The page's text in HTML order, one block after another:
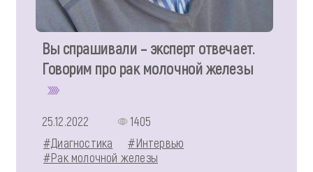
Вы спрашивали – эксперт отвечает.
Говорим про рак молочной железы
25.12.2022
1405
#Диагностика
#Интервью
#Рак молочной железы